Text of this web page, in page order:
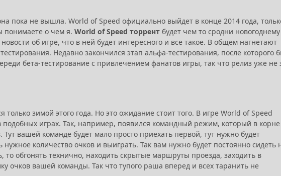
пока не вышла. World of Speed официально выйдет в конце 2014 года,
понимаете о чем я. World of Speed торрент будет чем то сродни новогоднему
об игре, что в ней будет интересного и все такое. В общем нагнетают
Недавно закончился этап альфа-тестирования, после которого
бета-тестирование с привлечением фанатов игры, так что релиз уже не
только зимой этого года. Но это ожидание стоит того. В игре World of Speed
играх. Так, например, появился командный режим, который в корне
вашей команде будет мало просто приехать первой, тут нужно будет
количество очков и выиграть. Так вам нужно будет постоянно сидеть
то обгонять технично, находить скрытые маршруты проезда, заходить в
очков вашей команды. Так что тупого раша вперед и всех таранить не